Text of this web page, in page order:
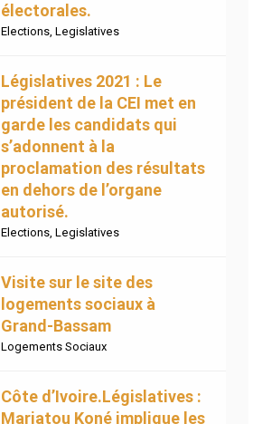
électorales.
Elections, Legislatives
Législatives 2021 : Le
président de la CEI met en
garde les candidats qui
s’adonnent à la
proclamation des résultats
en dehors de l’organe
autorisé.
Elections, Legislatives
Visite sur le site des
logements sociaux à
Grand-Bassam
Logements Sociaux
Côte d’Ivoire.Législatives :
Mariatou Koné implique les